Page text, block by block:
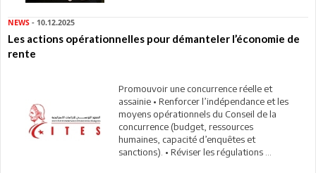
NEWS - 10.12.2025
Les actions opérationnelles pour démanteler l’économie de
rente
Promouvoir une concurrence réelle et
assainie • Renforcer l’indépendance et les
moyens opérationnels du Conseil de la
concurrence (budget, ressources
humaines, capacité d’enquêtes et
sanctions). • Réviser les régulations ...